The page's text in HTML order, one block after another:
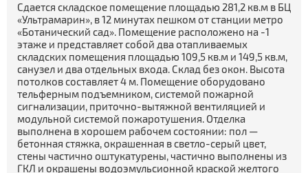
Сдается складское помещение площадью 281,2 кв.м в БЦ
«Ультрамарин», в 12 минутах пешком от станции метро
«Ботанический сад». Помещение расположено на -1
этаже и представляет собой два отапливаемых
складских помещения площадью 109,5 кв.м и 149,5 кв.м,
санузел и два отдельных входа. Склад без окон. Высота
потолков составляет 4 м. Помещение оборудовано
тельферным подъемником, системой пожарной
сигнализации, приточно-вытяжной вентиляцией и
модульной системой пожаротушения. Отделка
выполнена в хорошем рабочем состоянии: пол —
бетонная стяжка, окрашенная в светло-серый цвет,
стены частично оштукатурены, частично выполнены из
ГКЛ и окрашены водоэмульсионной краской желтого